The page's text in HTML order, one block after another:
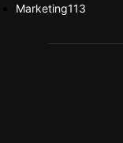
Marketing113